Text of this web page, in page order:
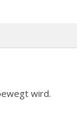
wird.